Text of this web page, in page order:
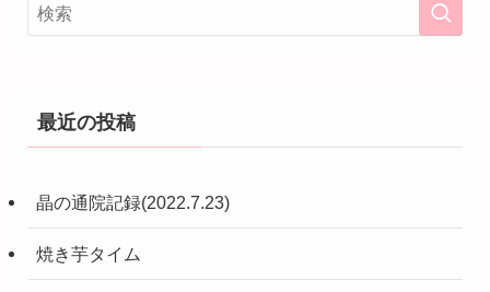
最近の投稿
晶の通院記録(2022.7.23)
焼き芋タイム